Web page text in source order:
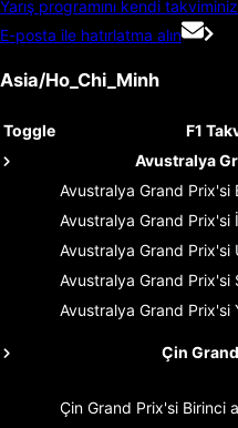
Yarış programını kendi
E-posta ile hatırlatma alın
Asia/Ho_Chi_Minh
Toggle F1
Avustralya
Avustralya Grand Prix'si
Avustralya Grand Prix'si
Avustralya Grand Prix'si
Avustralya Grand Prix'si
Avustralya Grand Prix'si
Çin
Çin Grand Prix'si Birinci